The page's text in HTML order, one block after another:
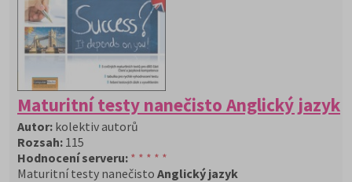
Maturitní testy nanečisto Anglický jazyk
Autor: kolektiv autorů
Rozsah: 115
Hodnocení serveru: * * * * *
Maturitní testy nanečisto Anglický jazyk